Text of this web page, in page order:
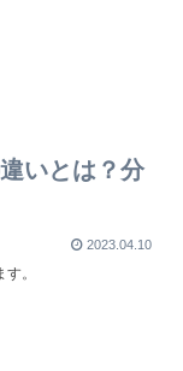
いとは？分
2023.04.10
。